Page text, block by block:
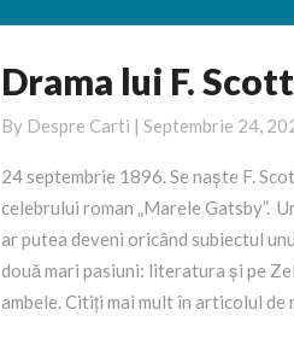
Drama
F.
Scott
Fitzgerald
Drama lui F.
By Despre Carti | Septembrie 24,
24 septembrie 1896. Se naște F.
celebrului roman „Marele Gatsby”.
ar putea deveni oricând subiectul
două mari pasiuni: literatura și pe
ambele. Citiți mai mult în articolul